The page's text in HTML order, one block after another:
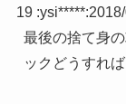
19 :ysi*****:
最後の捨て身
ックどうすれ